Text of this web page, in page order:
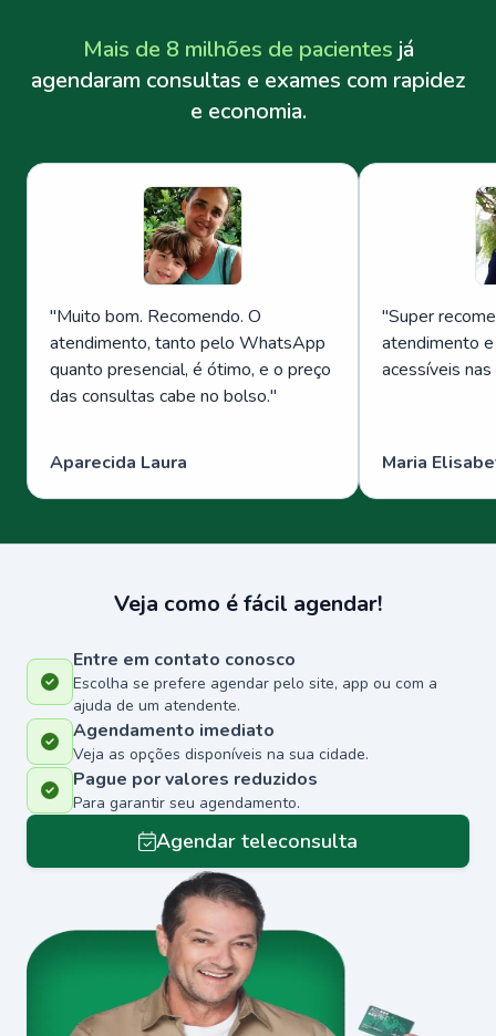
Mais de 8 milhões de pacientes já
agendaram consultas e exames com rapidez
e economia.
"Muito bom. Recomendo. O
atendimento, tanto pelo WhatsApp
quanto presencial, é ótimo, e o preço
das consultas cabe no bolso."
Aparecida Laura
"Super
atendimento
acessíveis
Maria
Veja como é fácil agendar!
Entre em contato conosco
Escolha se prefere agendar pelo site, app ou com a
ajuda de um atendente.
Agendamento imediato
Veja as opções disponíveis na sua cidade.
Pague por valores reduzidos
Para garantir seu agendamento.
Agendar teleconsulta